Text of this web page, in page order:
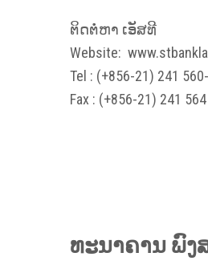
ຕິດຕໍ່ຫາ ເອັສທີ
Website:
Tel : (+856-21) 241
Fax : (+856-21) 241 564
ທະນາຄານ ພົງ